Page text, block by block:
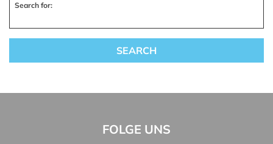
Search for:
FOLGE UNS